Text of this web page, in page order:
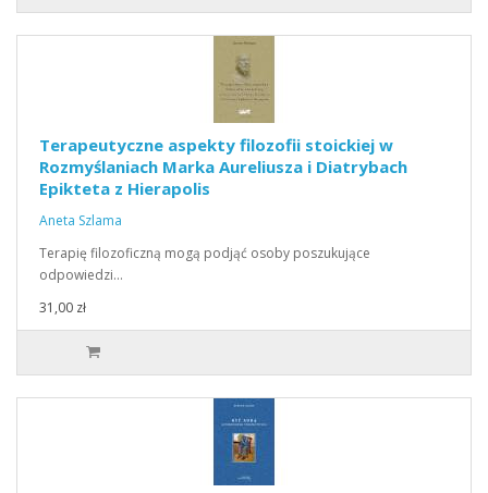
Terapeutyczne aspekty filozofii stoickiej w
Rozmyślaniach Marka Aureliusza i Diatrybach
Epikteta z Hierapolis
Aneta Szlama
Terapię filozoficzną mogą podjąć osoby poszukujące
odpowiedzi…
31,00 zł